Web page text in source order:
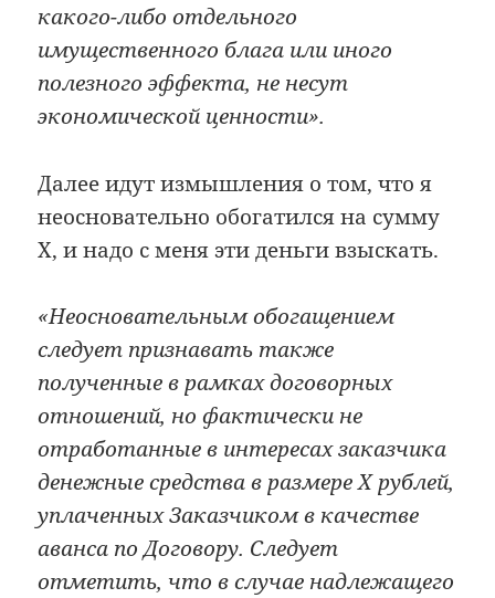
какого-либо отдельного
имущественного блага или иного
полезного эффекта, не несут
экономической ценности».
Далее идут измышления о том, что я
неосновательно обогатился на сумму
X, и надо с меня эти деньги взыскать.
«Неосновательным обогащением
следует признавать также
полученные в рамках договорных
отношений, но фактически не
отработанные в интересах заказчика
денежные средства в размере X рублей,
уплаченных Заказчиком в качестве
аванса по Договору. Следует
отметить, что в случае надлежащего